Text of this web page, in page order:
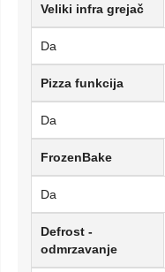
Veliki infra grejač
Da
Pizza funkcija
Da
FrozenBake
Da
Defrost -
odmrzavanje